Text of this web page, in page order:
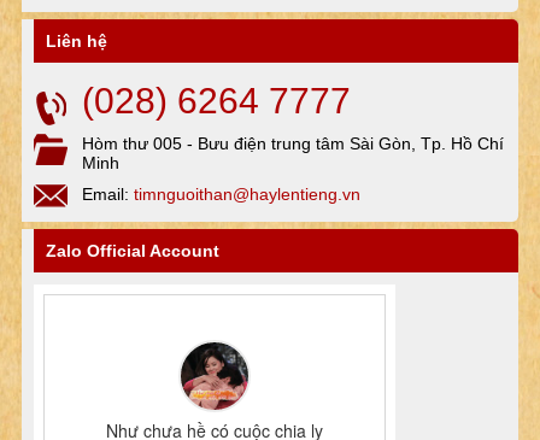
Liên hệ
(028) 6264 7777
Hòm thư 005 - Bưu điện trung tâm Sài Gòn, Tp. Hồ Chí
Minh
Email: timnguoithan@haylentieng.vn
Zalo Official Account